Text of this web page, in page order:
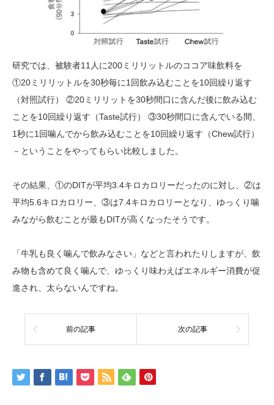
研究では、被験者11人に200ミリリットルのココア味飲料を
①20ミリリットルを30秒毎に1回飲み込むことを10回繰り返す
（対照試行） ②20ミリリットを30秒間口に含んだ後に飲み込む
ことを10回繰り返す（Taste試行） ③30秒間口に含んでいる間、
1秒に1回噛んでから飲み込むことを10回繰り返す（Chew試行）
－ということをやってもらい比較しました。
その結果、①のDITが平均3.4キロカロリーだったのに対し、②は
平均5.6キロカロリー、③は7.4キロカロリーとなり、ゆっくり噛
みながら飲むことが最もDITが高くなったそうです。
「牛乳も良く噛んで飲みなさい」などと言われたりしますが、飲
み物も含めて良く噛んで、ゆっくり味わえばエネルギー消費が促
進され、太らないんですね。
前の記事 次の記事